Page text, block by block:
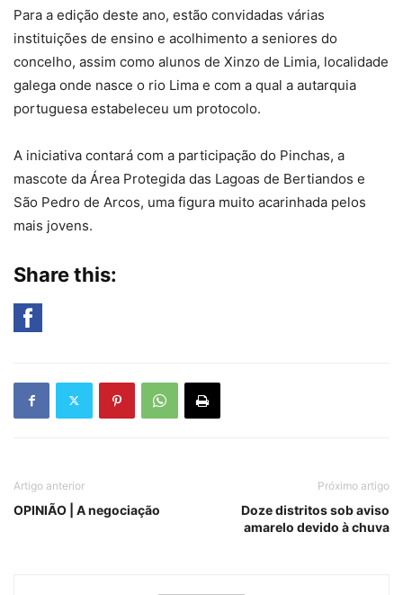
Para a edição deste ano, estão convidadas várias
instituições de ensino e acolhimento a seniores do
concelho, assim como alunos de Xinzo de Limia, localidade
galega onde nasce o rio Lima e com a qual a autarquia
portuguesa estabeleceu um protocolo.
A iniciativa contará com a participação do Pinchas, a
mascote da Área Protegida das Lagoas de Bertiandos e
São Pedro de Arcos, uma figura muito acarinhada pelos
mais jovens.
Share this:
Artigo anterior
OPINIÃO | A negociação
Próximo artigo
Doze distritos sob aviso
amarelo devido à chuva